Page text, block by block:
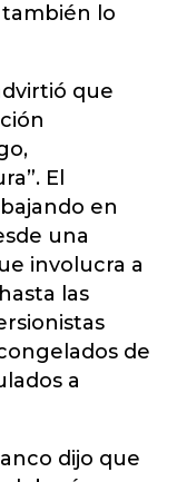
lo
que
El
en
una
involucra a
las
de
a
dijo que